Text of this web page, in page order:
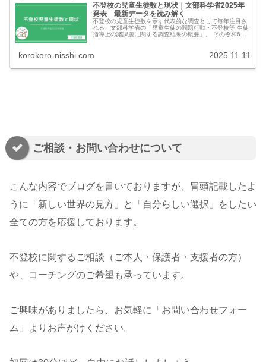
不登校の児童生徒数と現状｜文部科学省2025年
発表 最新データを読み解く
不登校の児童生徒数を示す代表的な調査として毎年注目さ
れる、文部科学省の「児童生徒の問題行動・不登校等 生徒
指導上の諸課題に関する調査結果の概要」。 その令和6年
korokoro-nisshi.com 2025.11.11
ご相談・お問い合わせについて
こんな内容でブログを書いておりますが、冒頭記載したよ
うに「新しい世界の見方」と「自分らしい選択」をしたい
全ての方を応援しております。
不登校に関するご相談（ご本人・保護者・支援者の方）
や、コーチングのご希望も承っています。
ご興味がありましたら、お気軽に「お問い合わせフォー
ム」よりお声がけください。